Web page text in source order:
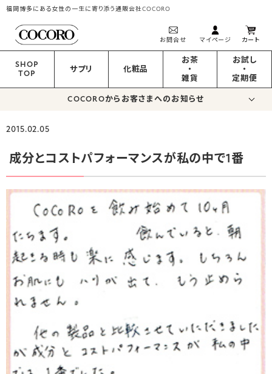
福岡博多にある女性の一生に寄り添う通販会社COCORO
お問合せ マイページ カート
SHOP
TOP
サプリ 化粧品
お茶
・
雑貨
お試し
・
定期便
COCOROからお客さまへのお知らせ
2015.02.05
成分とコストパフォーマンスが私の中で1番